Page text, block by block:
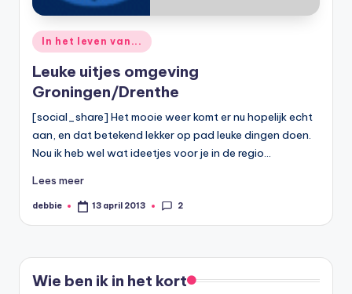
Geplaatst
in
In het leven van...
Leuke uitjes omgeving
Groningen/Drenthe
[social_share] Het mooie weer komt er nu hopelijk echt
aan, en dat betekend lekker op pad leuke dingen doen.
Nou ik heb wel wat ideetjes voor je in de regio…
Lees meer
Geplaatst
debbie 13 april 2013 2
Wie ben ik in het kort